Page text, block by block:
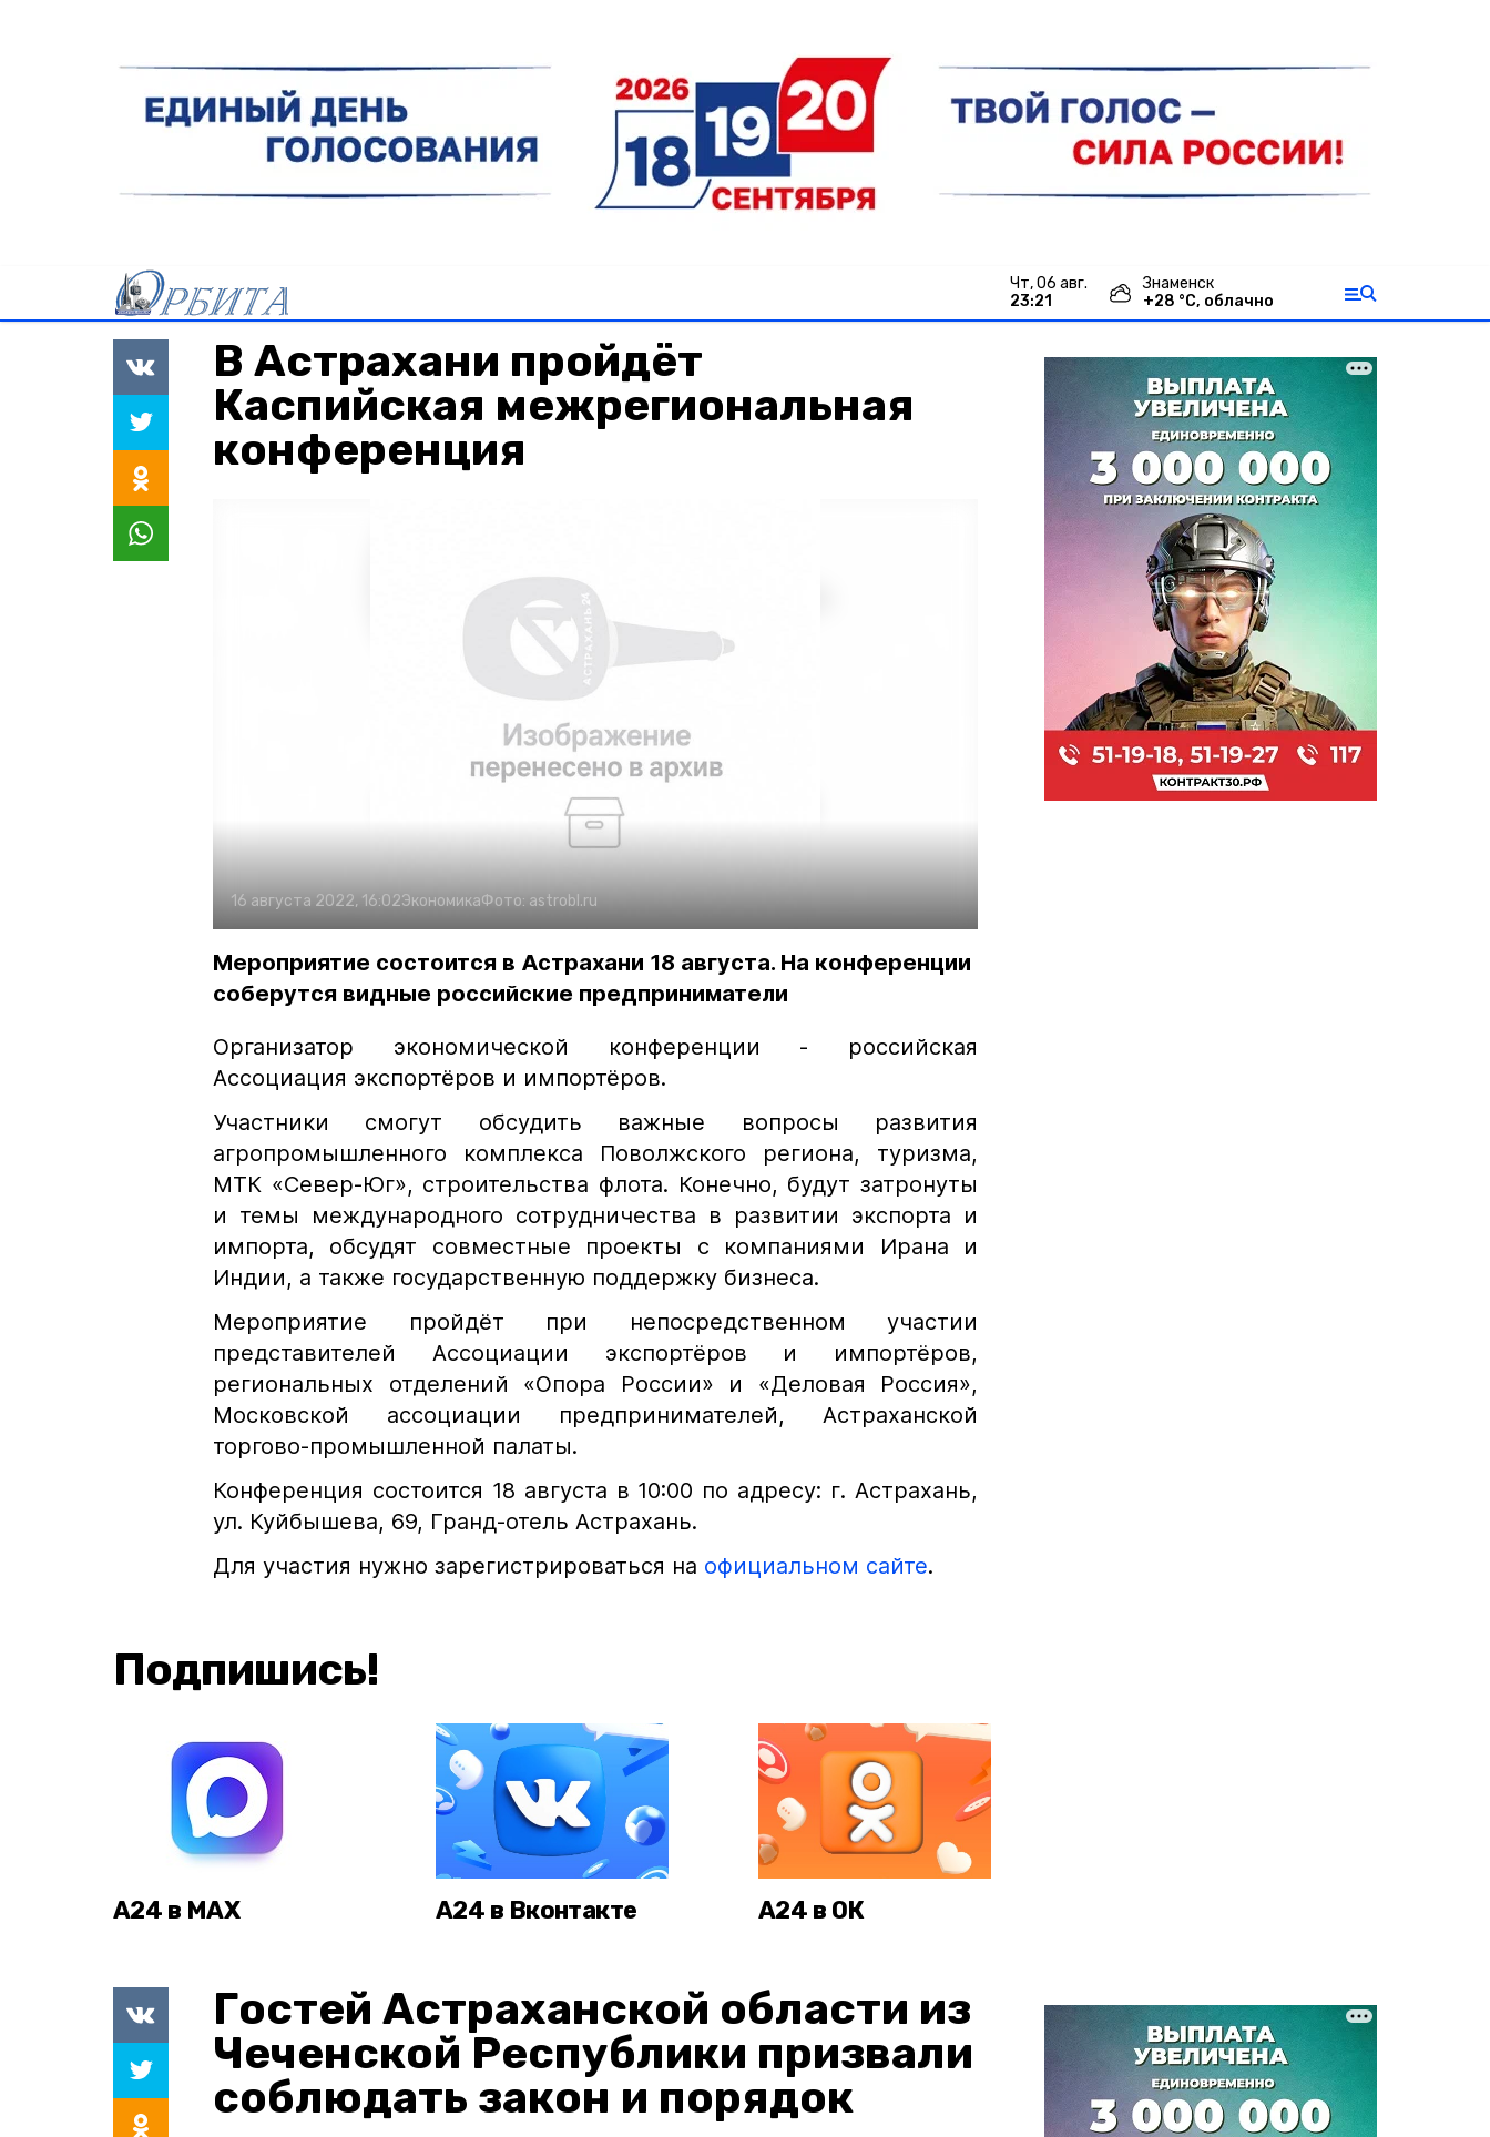
чт, 06 авг.
23:21
Знаменск
+28 °С, облачно
В Астрахани пройдёт
Каспийская межрегиональная
конференция
16 августа 2022, 16:02ЭкономикаФото: astrobl.ru
Мероприятие состоится в Астрахани 18 августа. На конференции
соберутся видные российские предприниматели
Организатор экономической конференции - российская
Ассоциация экспортёров и импортёров.
Участники смогут обсудить важные вопросы развития
агропромышленного комплекса Поволжского региона, туризма,
МТК «Север-Юг», строительства флота. Конечно, будут затронуты
и темы международного сотрудничества в развитии экспорта и
импорта, обсудят совместные проекты с компаниями Ирана и
Индии, а также государственную поддержку бизнеса.
Мероприятие пройдёт при непосредственном участии
представителей Ассоциации экспортёров и импортёров,
региональных отделений «Опора России» и «Деловая Россия»,
Московской ассоциации предпринимателей, Астраханской
торгово-промышленной палаты.
Конференция состоится 18 августа в 10:00 по адресу: г. Астрахань,
ул. Куйбышева, 69, Гранд-отель Астрахань.
Для участия нужно зарегистрироваться на официальном сайте.
Подпишись!
А24 в MAX А24 в Вконтакте А24 в ОК
Гостей Астраханской области из
Чеченской Республики призвали
соблюдать закон и порядок